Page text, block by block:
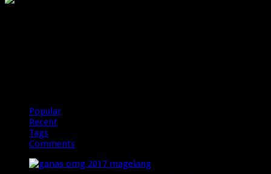
Popular
Recent
Tags
Comments